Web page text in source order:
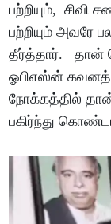
பற்றியும், சிவி
பற்றியும் அவரே
தீர்த்தார். தான்
ஓபிஎஸ்ன்
நோக்கத்தில்
பகிர்ந்து